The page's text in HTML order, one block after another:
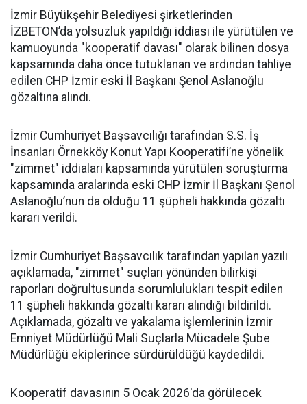
İzmir Büyükşehir Belediyesi şirketlerinden
İZBETON’da yolsuzluk yapıldığı iddiası ile yürütülen ve
kamuoyunda "kooperatif davası" olarak bilinen dosya
kapsamında daha önce tutuklanan ve ardından tahliye
edilen CHP İzmir eski İl Başkanı Şenol Aslanoğlu
gözaltına alındı.
İzmir Cumhuriyet Başsavcılığı tarafından S.S. İş
İnsanları Örnekköy Konut Yapı Kooperatifi’ne yönelik
"zimmet" iddiaları kapsamında yürütülen soruşturma
kapsamında aralarında eski CHP İzmir İl Başkanı Şenol
Aslanoğlu’nun da olduğu 11 şüpheli hakkında gözaltı
kararı verildi.
İzmir Cumhuriyet Başsavcılık tarafından yapılan yazılı
açıklamada, "zimmet" suçları yönünden bilirkişi
raporları doğrultusunda sorumlulukları tespit edilen
11 şüpheli hakkında gözaltı kararı alındığı bildirildi.
Açıklamada, gözaltı ve yakalama işlemlerinin İzmir
Emniyet Müdürlüğü Mali Suçlarla Mücadele Şube
Müdürlüğü ekiplerince sürdürüldüğü kaydedildi.
Kooperatif davasının 5 Ocak 2026'da görülecek